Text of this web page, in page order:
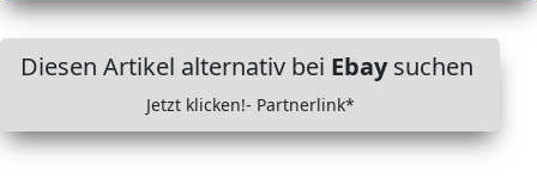
Diesen Artikel alternativ bei Ebaysuchen
Jetzt klicken!- Partnerlink*